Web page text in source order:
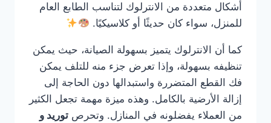
أشكال متعددة من الانترلوك لتناسب الطابع العام
للمنزل، سواء كان حديثًا أو كلاسيكيًا.
كما أن الانترلوك يتميز بسهولة الصيانة، حيث يمكن
تنظيفه بسهولة، وإذا تعرض جزء منه للتلف يمكن
فك القطع المتضررة واستبدالها دون الحاجة إلى
إزالة الأرضية بالكامل. وهذه ميزة مهمة تجعل الكثير
من العملاء يفضلونه في المنازل. وتحرص توريد و